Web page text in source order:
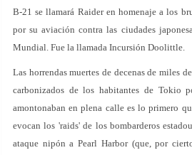
B-21 se llamará Raider en homenaje a los
por su aviación contra las ciudades
Mundial. Fue la llamada Incursión Doolittle.
Las horrendas muertes de decenas de miles
carbonizados de los habitantes de Tokio
amontonaban en plena calle es lo primero
evocan los 'raids' de los bombarderos
ataque nipón a Pearl Harbor (que, por